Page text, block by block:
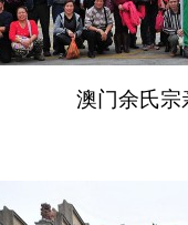
澳门余氏宗